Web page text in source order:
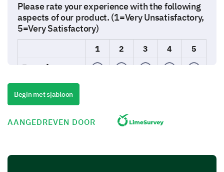
Please rate your experience with the following
aspects of our product. (1=Very Unsatisfactory,
5=Very Satisfactory)
1 2 3 4
5
Ease of use
Performance
Begin met sjabloon
AANGEDREVEN DOOR